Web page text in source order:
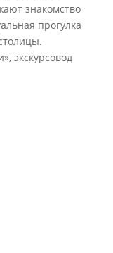
знакомство
прогулка
экскурсовод